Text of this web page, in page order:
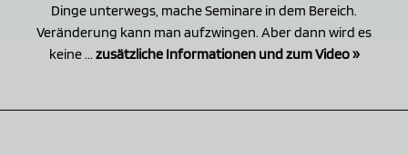
Dinge unterwegs, mache Seminare in dem Bereich.
Veränderung kann man aufzwingen. Aber dann wird es
keine ... zusätzliche Informationen und zum Video »